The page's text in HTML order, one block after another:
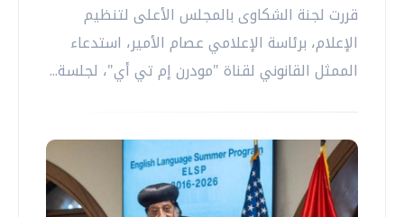
قررت لجنة الشكاوى بالمجلس الأعلى لتنظيم
الإعلام، برئاسة الإعلامي عصام الأمير، استدعاء
الممثل القانوني لقناة "مودرن إم تي أي"، لجلسة...